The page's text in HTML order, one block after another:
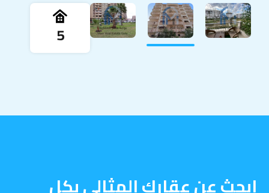
5
ابحث عن عقارك المثالي بكل